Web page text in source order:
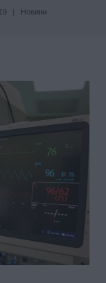
Новини